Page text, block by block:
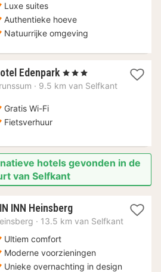
Luxe suites
Authentieke hoeve
Natuurrijke omgeving
Edenpark 1
nacht
, 3 Sterren
· 9.5 km van Selfkant
Gratis Wi-Fi
Fietsverhuur
hotels gevonden in de
van Selfkant
INN Heinsberg1
nacht
€
· 13.5 km van Selfkant
Ultiem comfort
Moderne voorzieningen
Unieke overnachting in design